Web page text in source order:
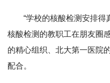
“学校的核酸检测安排得
核酸检测的教职工在朋友圈
的精心组织、北大第一医院
配合。